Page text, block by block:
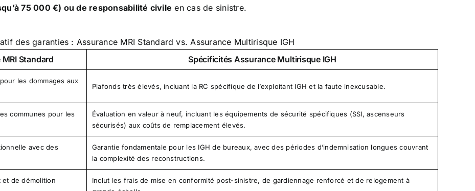
75 000 €) ou de responsabilité civile en cas de sinistre.
des garanties : Assurance MRI Standard vs. Assurance Multirisque IGH
Standard Spécificités Assurance Multirisque IGH
les dommages aux
Plafonds très élevés, incluant la RC spécifique de l’exploitant IGH et la faute inexcusable.
communes pour les
Évaluation en valeur à neuf, incluant les équipements de sécurité spécifiques (SSI, ascenseurs
sécurisés) aux coûts de remplacement élevés.
avec des
Garantie fondamentale pour les IGH de bureaux, avec des périodes d’indemnisation longues couvrant
la complexité des reconstructions.
et de démolition
Inclut les frais de mise en conformité post-sinistre, de gardiennage renforcé et de relogement à